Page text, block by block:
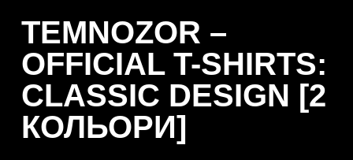
TEMNOZOR –
OFFICIAL T-SHIRTS:
CLASSIC DESIGN [2
КОЛЬОРИ]